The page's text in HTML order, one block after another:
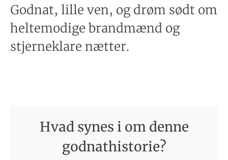
Godnat, lille ven, og drøm sødt om
heltemodige brandmænd og
stjerneklare nætter.
Hvad synes i om denne
godnathistorie?